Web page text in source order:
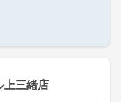
上三緒店